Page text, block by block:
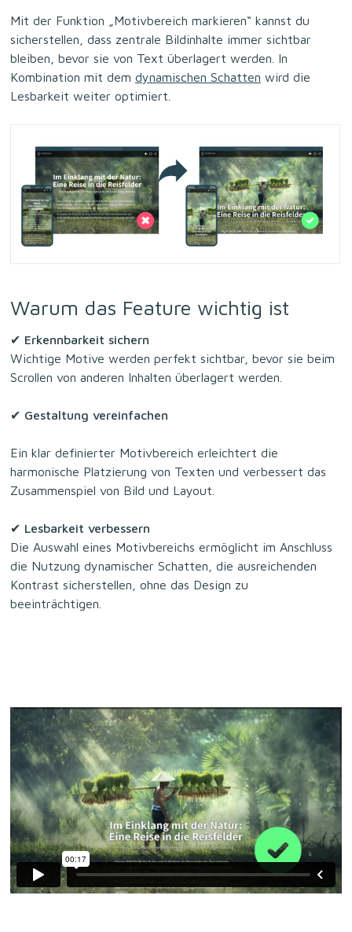
Mit der Funktion „Motivbereich markieren“ kannst du
sicherstellen, dass zentrale Bildinhalte immer sichtbar
bleiben, bevor sie von Text überlagert werden. In
Kombination mit dem dynamischen Schatten wird die
Lesbarkeit weiter optimiert.
Warum das Feature wichtig ist
✔ Erkennbarkeit sichern
Wichtige Motive werden perfekt sichtbar, bevor sie beim
Scrollen von anderen Inhalten überlagert werden.
✔ Gestaltung vereinfachen
Ein klar definierter Motivbereich erleichtert die
harmonische Platzierung von Texten und verbessert das
Zusammenspiel von Bild und Layout.
✔ Lesbarkeit verbessern
Die Auswahl eines Motivbereichs ermöglicht im Anschluss
die Nutzung dynamischer Schatten, die ausreichenden
Kontrast sicherstellen, ohne das Design zu
beeinträchtigen.